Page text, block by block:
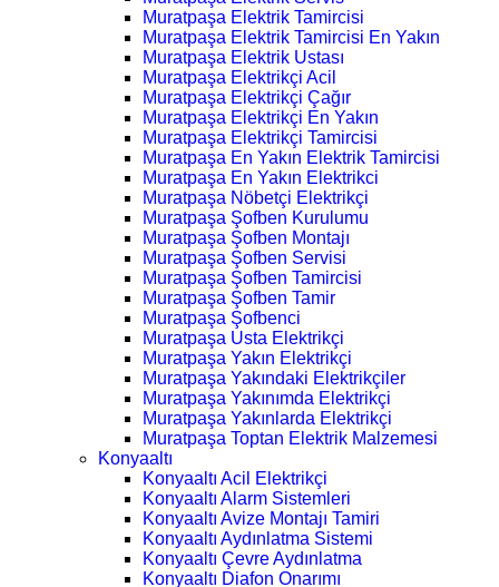
Muratpaşa Elektrik Tamircisi
Muratpaşa Elektrik Tamircisi En Yakın
Muratpaşa Elektrik Ustası
Muratpaşa Elektrikçi Acil
Muratpaşa Elektrikçi Çağır
Muratpaşa Elektrikçi En Yakın
Muratpaşa Elektrikçi Tamircisi
Muratpaşa En Yakın Elektrik Tamircisi
Muratpaşa En Yakın Elektrikci
Muratpaşa Nöbetçi Elektrikçi
Muratpaşa Şofben Kurulumu
Muratpaşa Şofben Montajı
Muratpaşa Şofben Servisi
Muratpaşa Şofben Tamircisi
Muratpaşa Şofben Tamir
Muratpaşa Şofbenci
Muratpaşa Usta Elektrikçi
Muratpaşa Yakın Elektrikçi
Muratpaşa Yakındaki Elektrikçiler
Muratpaşa Yakınımda Elektrikçi
Muratpaşa Yakınlarda Elektrikçi
Muratpaşa Toptan Elektrik Malzemesi
Konyaaltı
Konyaaltı Acil Elektrikçi
Konyaaltı Alarm Sistemleri
Konyaaltı Avize Montajı Tamiri
Konyaaltı Aydınlatma Sistemi
Konyaaltı Çevre Aydınlatma
Konyaaltı Diafon Onarımı